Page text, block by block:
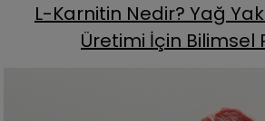
L-Karnitin Nedir? Yağ
Üretimi İçin Bilimsel